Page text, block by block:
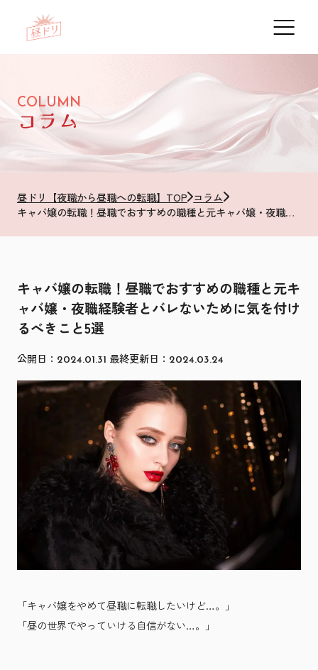
COLUMN
コラム
昼ドリ【夜職から昼職への転職】TOP コラム
キャバ嬢の転職！昼職でおすすめの職種と元キャバ嬢・夜職経験者とバレないために気を付けるべきこと5選
キャバ嬢の転職！昼職でおすすめの職種と元キ
ャバ嬢・夜職経験者とバレないために気を付け
るべきこと5選
公開日： 2024.01.31 最終更新日： 2024.03.24
「キャバ嬢をやめて昼職に転職したいけど…。」
「昼の世界でやっていける自信がない…。」